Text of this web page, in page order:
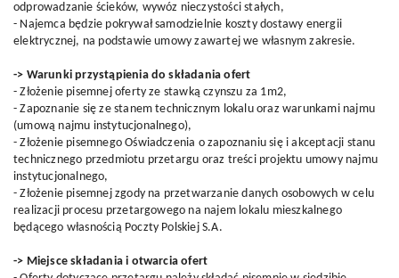
odprowadzanie ścieków, wywóz nieczystości stałych,
- Najemca będzie pokrywał samodzielnie koszty dostawy energii
elektrycznej, na podstawie umowy zawartej we własnym zakresie.
-> Warunki przystąpienia do składania ofert
- Złożenie pisemnej oferty ze stawką czynszu za 1m2,
- Zapoznanie się ze stanem technicznym lokalu oraz warunkami najmu
(umową najmu instytucjonalnego),
- Złożenie pisemnego Oświadczenia o zapoznaniu się i akceptacji stanu
technicznego przedmiotu przetargu oraz treści projektu umowy najmu
instytucjonalnego,
- Złożenie pisemnej zgody na przetwarzanie danych osobowych w celu
realizacji procesu przetargowego na najem lokalu mieszkalnego
będącego własnością Poczty Polskiej S.A.
-> Miejsce składania i otwarcia ofert